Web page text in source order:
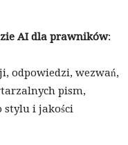
AI dla prawników:
odpowiedzi, wezwań,
pism,
stylu i jakości